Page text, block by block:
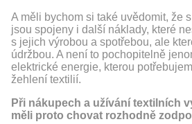
A měli bychom si také uvědomit, že
jsou spojeny i další náklady, které
s jejich výrobou a spotřebou, ale
údržbou. A není to pochopitelně
elektrické energie, kterou
žehlení textilií.
Při nákupech a užívání textilních
měli proto chovat rozhodně